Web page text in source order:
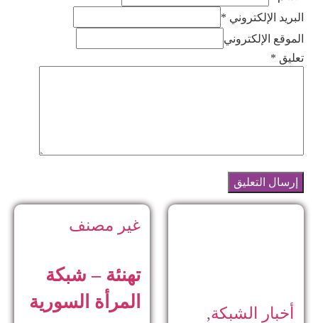
البريد الإلكتروني *
الموقع الإلكتروني
تعليق *
أخبار الشبكة,
غير مصنف
تهنئة – شبكة
المرأة السورية